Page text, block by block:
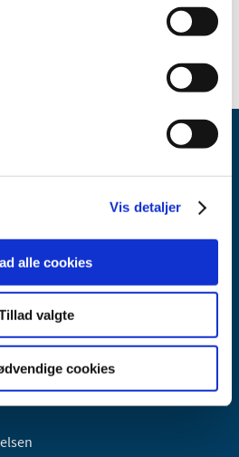
Vis detaljer
alle cookies
valgte
cookies
del af